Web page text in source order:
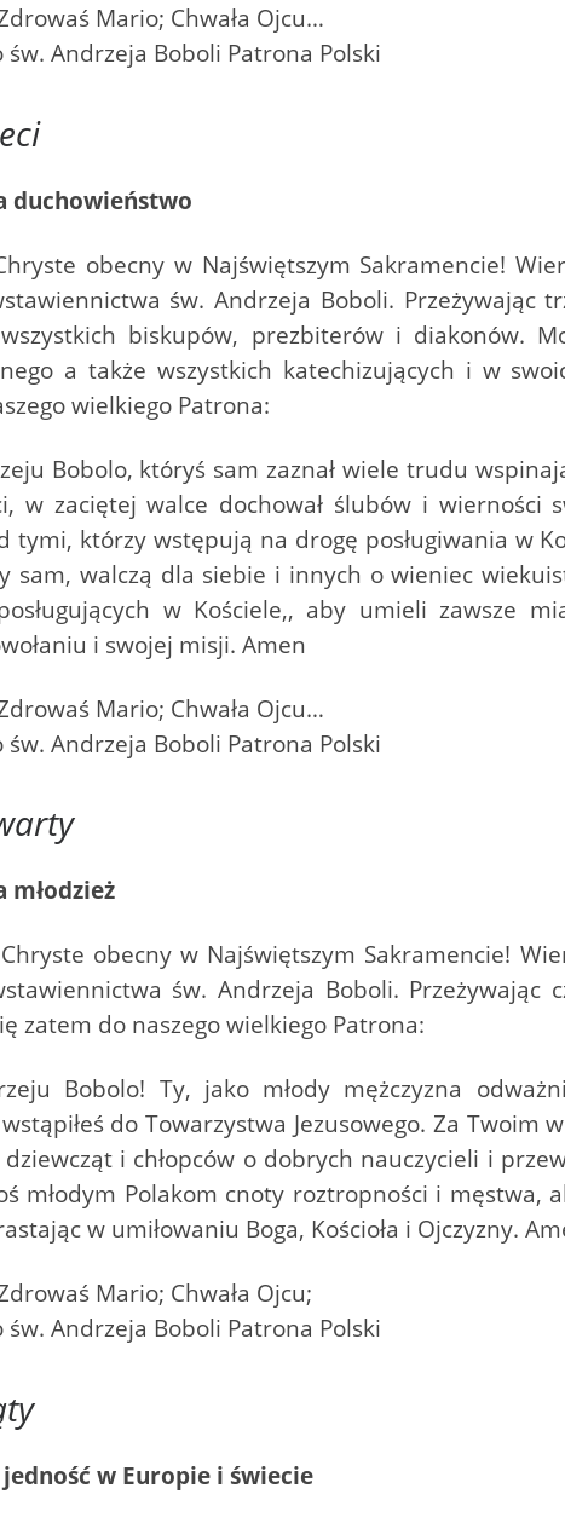
Mario; Chwała Ojcu…
Andrzeja Boboli Patrona Polski
duchowieństwo
obecny w Najświętszym Sakramencie!
św. Andrzeja Boboli. Przeżywając
wszystkich biskupów, prezbiterów i diakonów.
a także wszystkich katechizujących i w
wielkiego Patrona:
Bobolo, któryś sam zaznał wiele trudu
w zaciętej walce dochował ślubów i wierności
tymi, którzy wstępują na drogę posługiwania w
sam, walczą dla siebie i innych o wieniec
w Kościele,, aby umieli zawsze
i swojej misji. Amen
Mario; Chwała Ojcu…
Andrzeja Boboli Patrona Polski
młodzież
obecny w Najświętszym Sakramencie!
św. Andrzeja Boboli.
zatem do naszego wielkiego Patrona:
Bobolo! Ty, jako młody mężczyzna
do Towarzystwa Jezusowego. Za
i chłopców o dobrych nauczycieli i
młodym Polakom cnoty roztropności i
w umiłowaniu Boga, Kościoła i Ojczyzny.
Mario; Chwała Ojcu;
Andrzeja Boboli Patrona Polski
w Europie i świecie